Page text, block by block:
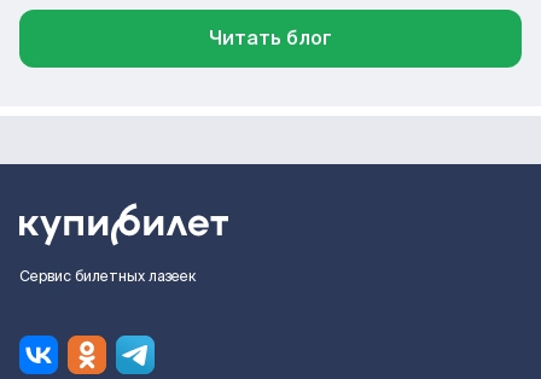
Читать блог
Сервис билетных лазеек